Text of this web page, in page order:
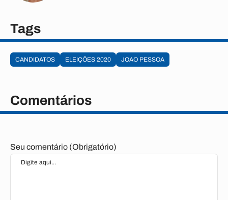
Tags
CANDIDATOS ELEIÇÕES 2020 JOAO PESSOA
Comentários
Seu comentário (Obrigatório)